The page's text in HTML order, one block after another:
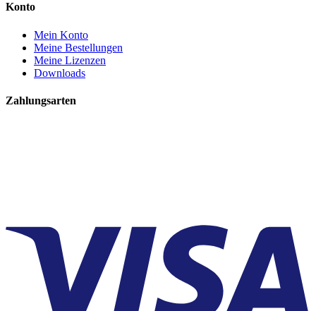
Konto
Mein Konto
Meine Bestellungen
Meine Lizenzen
Downloads
Zahlungsarten